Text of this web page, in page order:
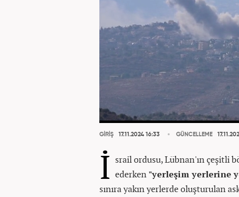
GİRİŞ 17.11.2024 16:33 GÜNCELLEME
İ srail ordusu, Lübnan'ın çeşitli
ederken "yerleşim yerlerine
sınıra yakın yerlerde oluşturulan